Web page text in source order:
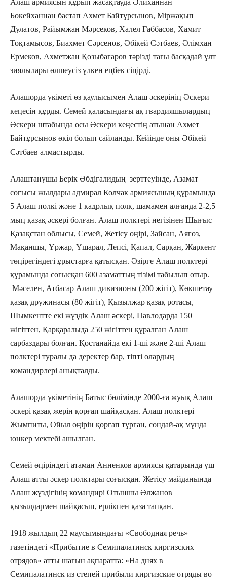
Алаш армиясын құрып жасақтауда Әлиханнан
Бөкейханнан бастап Ахмет Байтұрсынов, Міржақып
Дулатов, Райымжан Мәрсеков, Халел Ғаббасов, Хамит
Тоқтамысов, Биахмет Сәрсенов, Әбікей Сәтбаев, Әлімхан
Ермеков, Ахметжан Қозыбағаров тәрізді тағы басқадай ұлт
зиялылары өлшеусіз үлкен еңбек сіңірді.
Алашорда үкіметі өз қаулысымен Алаш әскерінің Әскери
кеңесін құрды. Семей қаласындағы ақ гвардияшылардың
Әскери штабында осы Әскери кеңестің атынан Ахмет
Байтұрсынов өкіл болып сайланды. Кейінде оны Әбікей
Сәтбаев алмастырды.
Алаштанушы Берік Әбдіғалидың зерттеуінде, Азамат
соғысы жылдары адмирал Колчак армиясының құрамында
5 Алаш полкі және 1 кадрлық полк, шамамен алғанда 2-2,5
мың қазақ әскері болған. Алаш полктері негізінен Шығыс
Қазақстан облысы, Семей, Жетісу өңірі, Зайсан, Аягөз,
Мақаншы, Үржар, Үшарал, Лепсі, Қапал, Сарқан, Жаркент
төңірегіндегі ұрыстарға қатысқан. Әзірге Алаш полктері
құрамында соғысқан 600 азаматтың тізімі табылып отыр.
Мәселен, Атбасар Алаш дивизионы (200 жігіт), Көкшетау
қазақ дружинасы (80 жігіт), Қызылжар қазақ ротасы,
Шымкентте екі жүздік Алаш әскері, Павлодарда 150
жігіттен, Қарқаралыда 250 жігіттен құралған Алаш
сарбаздары болған. Қостанайда екі 1-ші және 2-ші Алаш
полктері туралы да деректер бар, тіпті олардың
командирлері анықталды.
Алашорда үкіметінің Батыс бөлімінде 2000-ға жуық Алаш
әскері қазақ жерін қорғап шайқасқан. Алаш полктері
Жымпиты, Ойыл өңірін қорғап тұрған, сондай-ақ мұнда
юнкер мектебі ашылған.
Семей өңіріндегі атаман Анненков армиясы қатарында үш
Алаш атты әскер полктары соғысқан. Жетісу майданында
Алаш жүздігінің командирі Отыншы Әлжанов
қызылдармен шайқасып, ерлікпен қаза тапқан.
1918 жылдың 22 маусымындағы «Свободная речь»
газетіндегі «Прибытие в Семипалатинск киргизских
отрядов» атты шағын ақпаратта: «На днях в
Семипалатинск из степей прибыли киргизские отряды во